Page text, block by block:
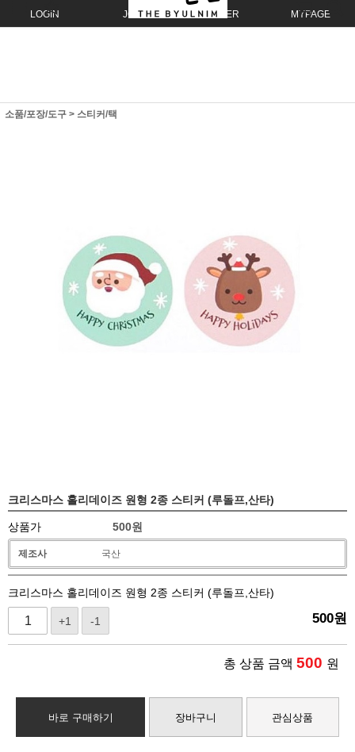
LOGIN JOIN ORDER MYPAGE
소품/포장/도구 > 스티커/택
크리스마스 홀리데이즈 원형 2종 스티커 (루돌프,산타)
상품가 500원
제조사 국산
크리스마스 홀리데이즈 원형 2종 스티커 (루돌프,산타)
+1 -1 500원
총 상품 금액 500 원
바로 구매하기 장바구니 관심상품